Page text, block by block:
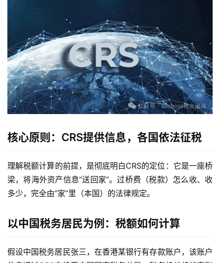
核心原则：CRS提供信息，各国依法征税
理解税额计算的前提，是彻底明白CRS的定位：它是一座桥
梁，将海外资产信息“送回家”。过桥费（税款）怎么收、收
多少，完全由“家”里（本国）的法律规定。
以中国税务居民为例：税额如何计算
假设中国税务居民张三，在香港某银行有存款账户，该账户